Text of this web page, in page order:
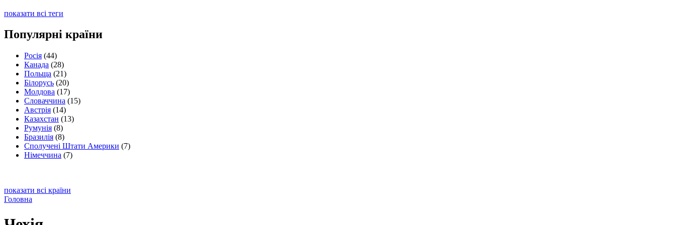
показати всі теги
Популярні країни
Росія (44)
Канада (28)
Польща (21)
Білорусь (20)
Молдова (17)
Словаччина (15)
Австрія (14)
Казахстан (13)
Румунія (8)
Бразилія (8)
Сполучені Штати Америки (7)
Німеччина (7)
показати всі країни
Головна